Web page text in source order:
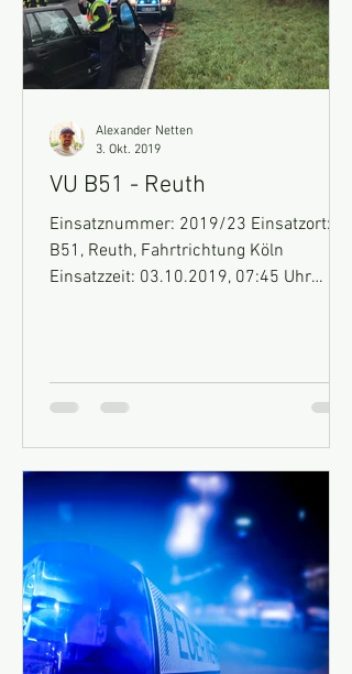
VU B51 - Reuth
Einsatznummer: 2019/23 Einsatzort:
B51, Reuth, Fahrtrichtung Köln
Einsatzzeit: 03.10.2019, 07:45 Uhr
Alexander Netten
3. Okt. 2019